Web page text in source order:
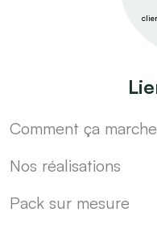
Comment ça marche
Nos réalisations
Pack sur mesure